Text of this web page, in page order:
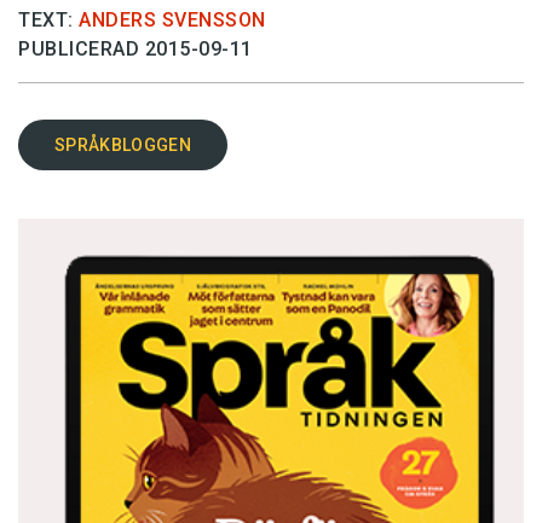
TEXT: ANDERS SVENSSON
PUBLICERAD 2015-09-11
SPRÅKBLOGGEN